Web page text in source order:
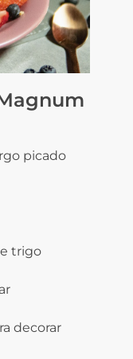
picado
trigo
decorar